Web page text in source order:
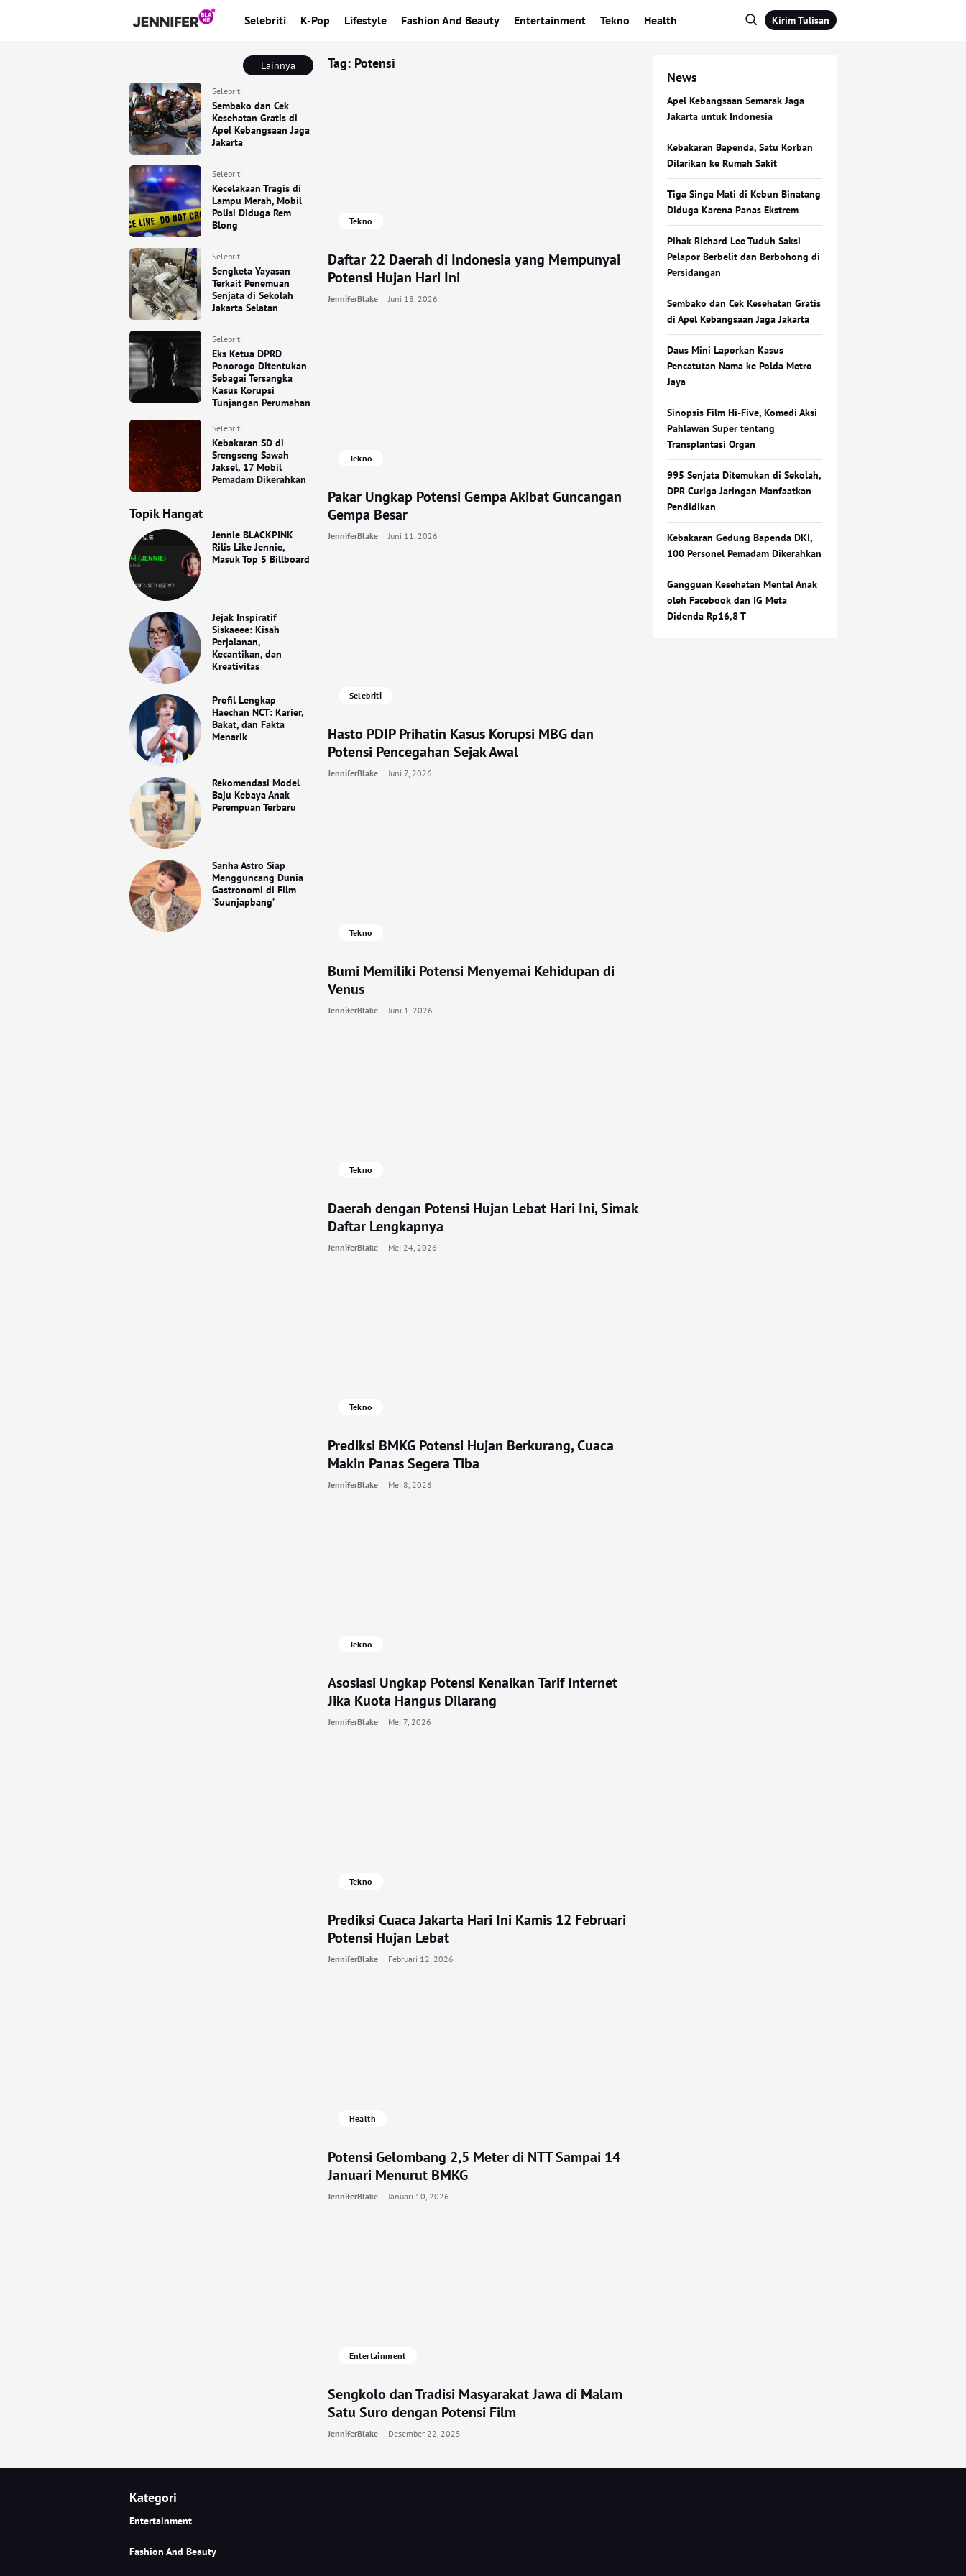
Selebriti K-Pop Lifestyle Fashion And Beauty Entertainment Tekno Health Kirim Tulisan
Lainnya
Selebriti
Sembako dan Cek
Kesehatan Gratis di
Apel Kebangsaan Jaga
Jakarta
Selebriti
Kecelakaan Tragis di
Lampu Merah, Mobil
Polisi Diduga Rem
Blong
Selebriti
Sengketa Yayasan
Terkait Penemuan
Senjata di Sekolah
Jakarta Selatan
Selebriti
Eks Ketua DPRD
Ponorogo Ditentukan
Sebagai Tersangka
Kasus Korupsi
Tunjangan Perumahan
Selebriti
Kebakaran SD di
Srengseng Sawah
Jaksel, 17 Mobil
Pemadam Dikerahkan
Topik Hangat
Jennie BLACKPINK
Rilis Like Jennie,
Masuk Top 5 Billboard
Jejak Inspiratif
Siskaeee: Kisah
Perjalanan,
Kecantikan, dan
Kreativitas
Profil Lengkap
Haechan NCT: Karier,
Bakat, dan Fakta
Menarik
Rekomendasi Model
Baju Kebaya Anak
Perempuan Terbaru
Sanha Astro Siap
Mengguncang Dunia
Gastronomi di Film
‘Suunjapbang’
Tag: Potensi
Tekno
Daftar 22 Daerah di Indonesia yang Mempunyai
Potensi Hujan Hari Ini
JenniferBlake Juni 18, 2026
Tekno
Pakar Ungkap Potensi Gempa Akibat Guncangan
Gempa Besar
JenniferBlake Juni 11, 2026
Selebriti
Hasto PDIP Prihatin Kasus Korupsi MBG dan
Potensi Pencegahan Sejak Awal
JenniferBlake Juni 7, 2026
Tekno
Bumi Memiliki Potensi Menyemai Kehidupan di
Venus
JenniferBlake Juni 1, 2026
Tekno
Daerah dengan Potensi Hujan Lebat Hari Ini, Simak
Daftar Lengkapnya
JenniferBlake Mei 24, 2026
Tekno
Prediksi BMKG Potensi Hujan Berkurang, Cuaca
Makin Panas Segera Tiba
JenniferBlake Mei 8, 2026
Tekno
Asosiasi Ungkap Potensi Kenaikan Tarif Internet
Jika Kuota Hangus Dilarang
JenniferBlake Mei 7, 2026
Tekno
Prediksi Cuaca Jakarta Hari Ini Kamis 12 Februari
Potensi Hujan Lebat
JenniferBlake Februari 12, 2026
Health
Potensi Gelombang 2,5 Meter di NTT Sampai 14
Januari Menurut BMKG
JenniferBlake Januari 10, 2026
Entertainment
Sengkolo dan Tradisi Masyarakat Jawa di Malam
Satu Suro dengan Potensi Film
JenniferBlake Desember 22, 2025
News
Apel Kebangsaan Semarak Jaga
Jakarta untuk Indonesia
Kebakaran Bapenda, Satu Korban
Dilarikan ke Rumah Sakit
Tiga Singa Mati di Kebun Binatang
Diduga Karena Panas Ekstrem
Pihak Richard Lee Tuduh Saksi
Pelapor Berbelit dan Berbohong di
Persidangan
Sembako dan Cek Kesehatan Gratis
di Apel Kebangsaan Jaga Jakarta
Daus Mini Laporkan Kasus
Pencatutan Nama ke Polda Metro
Jaya
Sinopsis Film Hi-Five, Komedi Aksi
Pahlawan Super tentang
Transplantasi Organ
995 Senjata Ditemukan di Sekolah,
DPR Curiga Jaringan Manfaatkan
Pendidikan
Kebakaran Gedung Bapenda DKI,
100 Personel Pemadam Dikerahkan
Gangguan Kesehatan Mental Anak
oleh Facebook dan IG Meta
Didenda Rp16,8 T
Kategori
Entertainment
Fashion And Beauty